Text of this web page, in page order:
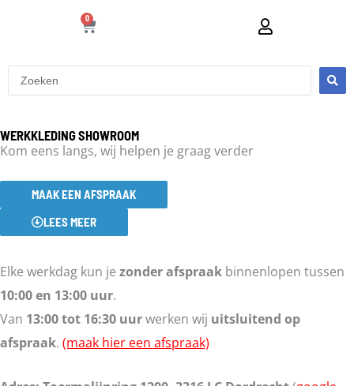
0
WINKELWAGEN
Search
...
WERKKLEDING SHOWROOM
Kom eens langs, wij helpen je graag verder
MAAK EEN AFSPRAAK
LEES MEER
Elke werkdag kun je zonder afspraak binnenlopen tussen
10:00 en 13:00 uur.
Van 13:00 tot 16:30 uurwerken wij uitsluitend op
afspraak. (maak hier een afspraak)